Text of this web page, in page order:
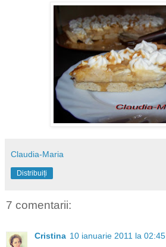
Claudia-Maria
Distribuiți
7 comentarii:
Cristina 10 ianuarie 2011 la 02:45